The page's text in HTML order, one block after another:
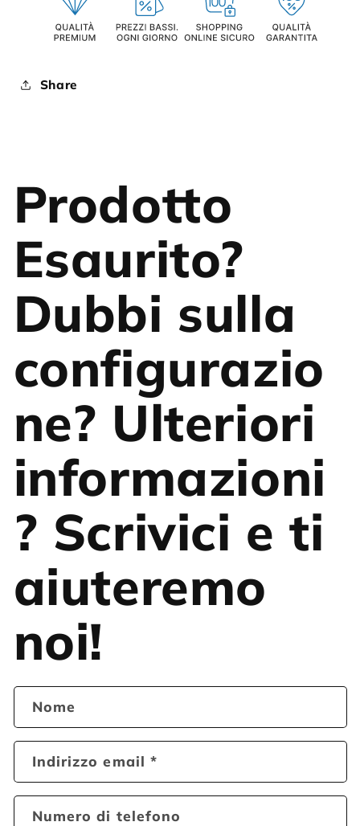
Share
Prodotto
Esaurito?
Dubbi sulla
configurazio
ne? Ulteriori
informazioni
? Scrivici e ti
aiuteremo
noi!
Nome
Indirizzo email*
Numero di telefono